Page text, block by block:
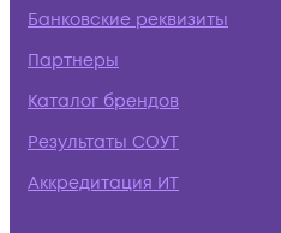
Банковские реквизиты
Партнеры
Каталог брендов
Результаты СОУТ
Аккредитация ИТ